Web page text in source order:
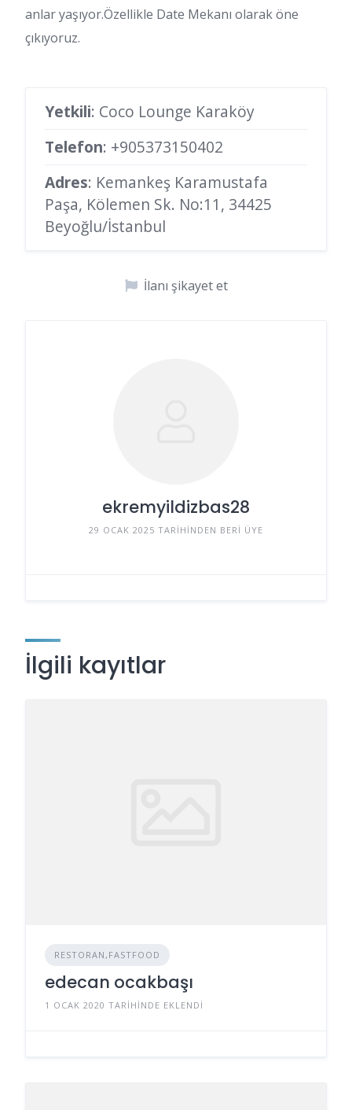
anlar yaşıyor.Özellikle Date Mekanı olarak öne
çıkıyoruz.
Yetkili: Coco Lounge Karaköy
Telefon: +905373150402
Adres: Kemankeş Karamustafa
Paşa, Kölemen Sk. No:11, 34425
Beyoğlu/İstanbul
İlanı şikayet et
ekremyildizbas28
29 OCAK 2025 TARIHINDEN BERI ÜYE
İlgili kayıtlar
RESTORAN,FASTFOOD
edecan ocakbaşı
1 OCAK 2020 TARIHINDE EKLENDI